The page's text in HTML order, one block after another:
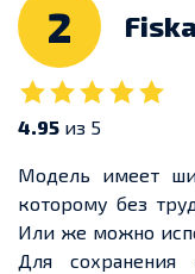
2
4.95 из 5
Модель имеет
которому без
Или же можно
Для сохранения